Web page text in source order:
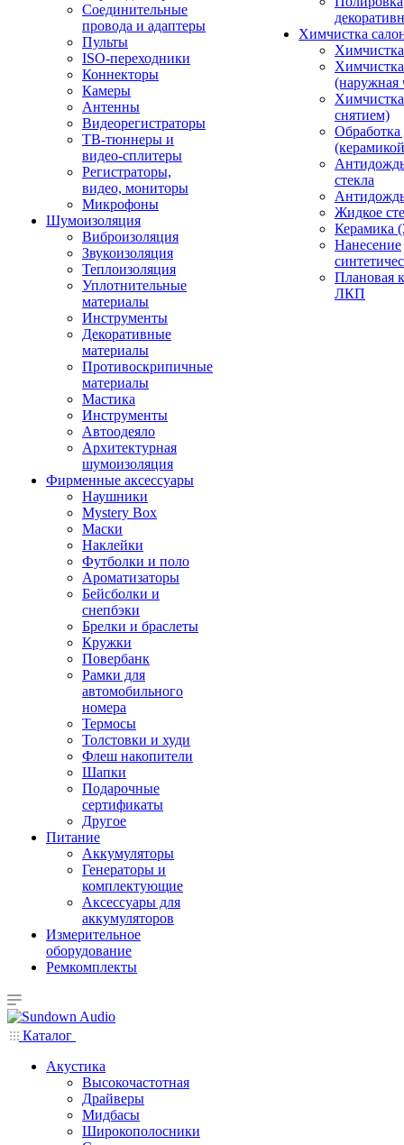
Соединительные
провода и адаптеры
Пульты
ISO-переходники
Коннекторы
Камеры
Антенны
Видеорегистраторы
ТВ-тюннеры и
видео-сплитеры
Регистраторы,
видео, мониторы
Микрофоны
Шумоизоляция
Виброизоляция
Звукоизоляция
Теплоизоляция
Уплотнительные
материалы
Инструменты
Декоративные
материалы
Противоскрипичные
материалы
Мастика
Инструменты
Автоодеяло
Архитектурная
шумоизоляция
Фирменные аксессуары
Наушники
Mystery Box
Маски
Наклейки
Футболки и поло
Ароматизаторы
Бейсболки и
снепбэки
Брелки и браслеты
Кружки
Повербанк
Рамки для
автомобильного
номера
Термосы
Толстовки и худи
Флеш накопители
Шапки
Подарочные
сертификаты
Другое
Питание
Аккумуляторы
Генераторы и
комплектующие
Аксессуары для
аккумуляторов
Измерительное
оборудование
Ремкомплекты
Химчистка
(наружная
снятием)
Обработка
стекла
Жидкое
Керамика
Нанесение
Плановая
ЛКП
Каталог
Акустика
Высокочастотная
Драйверы
Мидбасы
Широкополосники